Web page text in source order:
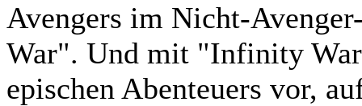
Avengers im Nicht-
War". Und mit "Infinity
epischen Abenteuers vor,